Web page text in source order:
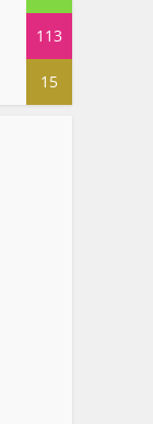
113
15